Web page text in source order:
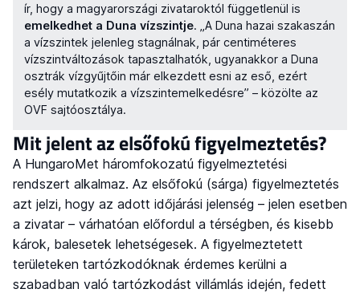
ír, hogy a magyarországi zivataroktól függetlenül is
emelkedhet a Duna vízszintje. „A Duna hazai szakaszán
a vízszintek jelenleg stagnálnak, pár centiméteres
vízszintváltozások tapasztalhatók, ugyanakkor a Duna
osztrák vízgyűjtőin már elkezdett esni az eső, ezért
esély mutatkozik a vízszintemelkedésre” – közölte az
OVF sajtóosztálya.
Mit jelent az elsőfokú figyelmeztetés?
A HungaroMet háromfokozatú figyelmeztetési
rendszert alkalmaz. Az elsőfokú (sárga) figyelmeztetés
azt jelzi, hogy az adott időjárási jelenség – jelen esetben
a zivatar – várhatóan előfordul a térségben, és kisebb
károk, balesetek lehetségesek. A figyelmeztetett
területeken tartózkodóknak érdemes kerülni a
szabadban való tartózkodást villámlás idején, fedett